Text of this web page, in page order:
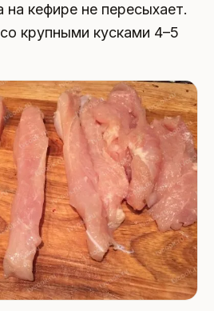
на кефире не пересыхает.
крупными кусками 4–5